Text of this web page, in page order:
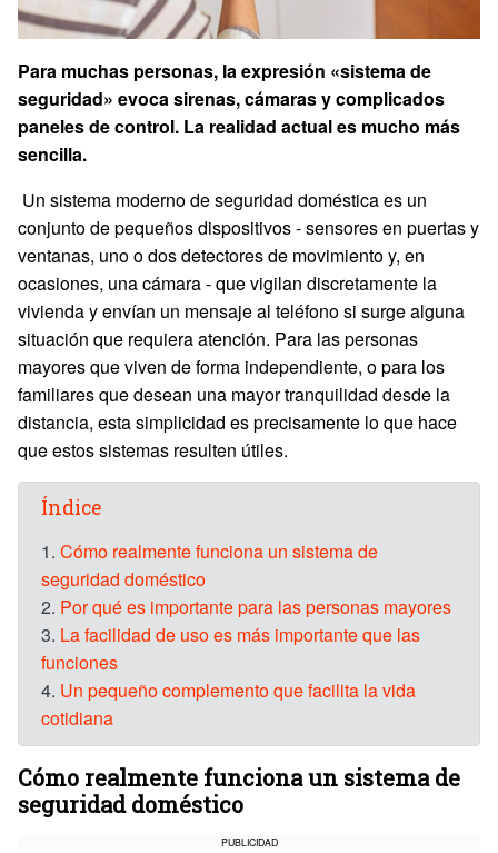
Para muchas personas, la expresión «sistema de
seguridad» evoca sirenas, cámaras y complicados
paneles de control. La realidad actual es mucho más
sencilla.
Un sistema moderno de seguridad doméstica es un
conjunto de pequeños dispositivos - sensores en puertas y
ventanas, uno o dos detectores de movimiento y, en
ocasiones, una cámara - que vigilan discretamente la
vivienda y envían un mensaje al teléfono si surge alguna
situación que requiera atención. Para las personas
mayores que viven de forma independiente, o para los
familiares que desean una mayor tranquilidad desde la
distancia, esta simplicidad es precisamente lo que hace
que estos sistemas resulten útiles.
Índice
1. Cómo realmente funciona un sistema de
seguridad doméstico
2. Por qué es importante para las personas mayores
3. La facilidad de uso es más importante que las
funciones
4. Un pequeño complemento que facilita la vida
cotidiana
Cómo realmente funciona un sistema de
seguridad doméstico
PUBLICIDAD